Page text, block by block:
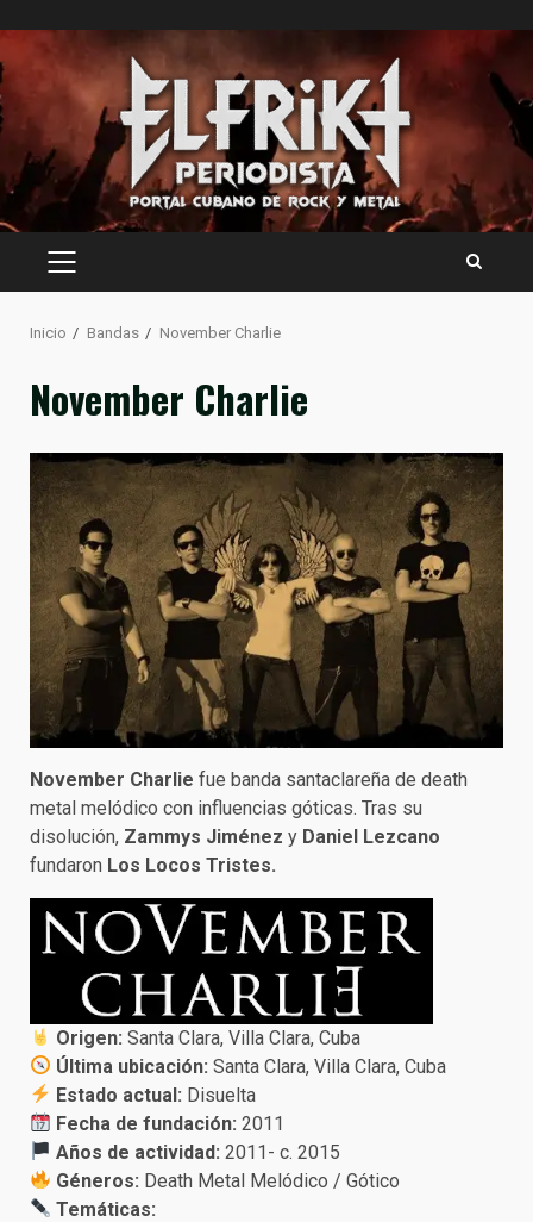
al
contenido
MENÚ
Inicio Bandas November Charlie
November Charlie
November Charlie fue banda santaclareña de death
metal melódico con influencias góticas. Tras su
disolución, Zammys Jiménez y Daniel Lezcano
fundaron Los Locos Tristes.
Origen: Santa Clara, Villa Clara, Cuba
Última ubicación:Santa Clara, Villa Clara, Cuba
Estado actual: Disuelta
Fecha de fundación: 2011
Años de actividad: 2011- c. 2015
Géneros: Death Metal Melódico / Gótico
Temáticas: